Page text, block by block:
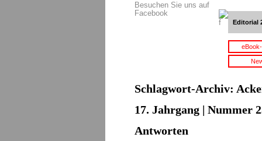
Besuchen Sie uns auf
Facebook
Editorial
Schlagwort-Archiv:
17. Jahrgang | Nummer
Antworten